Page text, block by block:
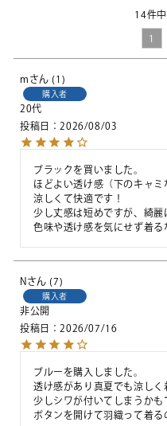
14件中
1
m 1
購入者
20代
投稿日
2026/08/03
ブラックを買いました。
ほどよい透け感（下のキャ
涼しくて快適です！
少し丈感は短めですが、綺麗
色味や透け感を気にせず着る
N 7
購入者
非公開
投稿日
2026/07/16
ブルーを購入しました。
透け感があり真夏でも涼しく
少しシワが付いてしまうかも
ボタンを開けて羽織って着る